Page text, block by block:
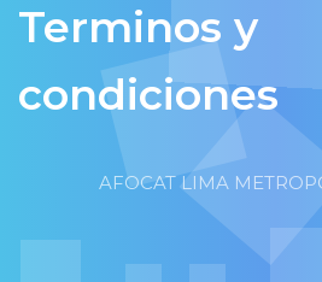
Terminos y
condiciones
AFOCAT LIMA